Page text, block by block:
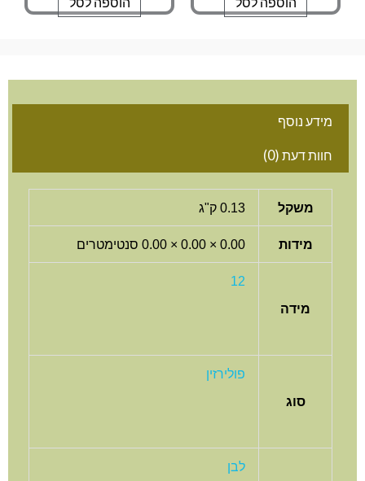
מידע נוסף
חוות דעת (0)
משקל 0.13 ק"ג
מידות 0.00 × 0.00 × 0.00 סנטימטרים
מידה
12
סוג
פולירזין
לבן